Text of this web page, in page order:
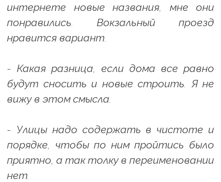
интернете новые названия, мне они
понравились. Вокзальный проезд
нравится вариант.
- Какая разница, если дома все равно
будут сносить и новые строить. Я не
вижу в этом смысла.
- Улицы надо содержать в чистоте и
порядке, чтобы по ним пройтись было
приятно, а так толку в переименовании
нет.